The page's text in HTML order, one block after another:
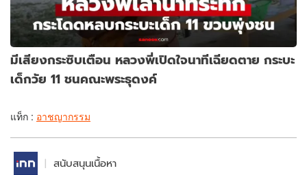
มีเสียงกระซิบเตือน หลวงพี่เปิดใจนาทีเฉียดตาย กระบะ
เด็กวัย 11 ชนคณะพระธุดงค์
แท็ก : อาชญากรรม
สนับสนุนเนื้อหา